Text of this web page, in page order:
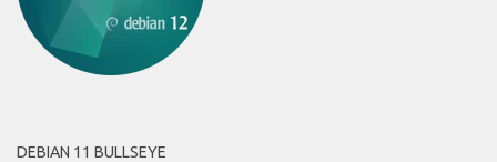
DEBIAN 11 BULLSEYE